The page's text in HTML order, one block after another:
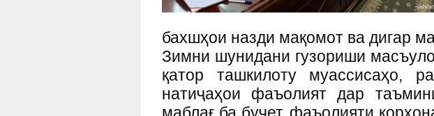
бахшҳои назди мақомот ва дигар
Зимни шунидани гузориши
қатор ташкилоту муассисаҳо,
натиҷаҳои фаъолият дар